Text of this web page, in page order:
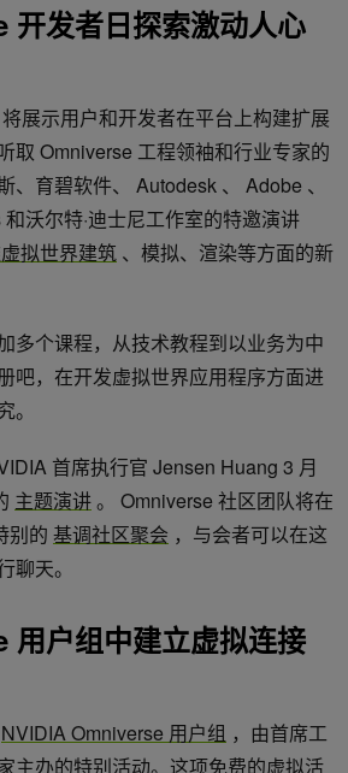
开发者日探索激动人心
将展示用户和开发者在平台上构建扩展
取 Omniverse 工程领袖和行业专家的
、育碧软件、 Autodesk 、 Adobe 、
沃尔特·迪士尼工作室的特邀演讲
拟世界建筑 、模拟、渲染等方面的新
多个课程，从技术教程到以业务为中
吧，在开发虚拟世界应用程序方面进
首席执行官 Jensen Huang 3 月
主题演讲。 Omniverse 社区团队将在
别的 基调社区聚会 ，与会者可以在这
聊天。
用户组中建立虚拟连接
NVIDIA Omniverse 用户组 ，由首席工
主办的特别活动。这项免费的虚拟活